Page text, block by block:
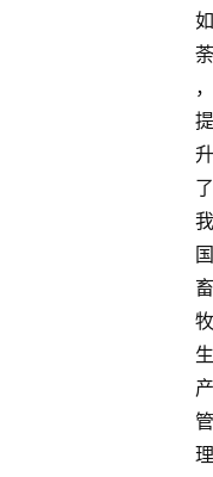
如
荼
，
提
升
了
我
国
畜
牧
生
产
管
理